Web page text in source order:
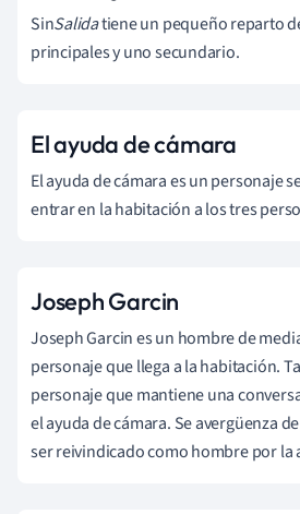
SinSalidatiene un pequeño reparto
principales y uno secundario.
El ayuda de cámara
El ayuda de cámara es un personaje
entrar en la habitación a los tres
Joseph Garcin
Joseph Garcin es un hombre de
personaje que llega a la habitación.
personaje que mantiene una
el ayuda de cámara. Se avergüenza
ser reivindicado como hombre por la